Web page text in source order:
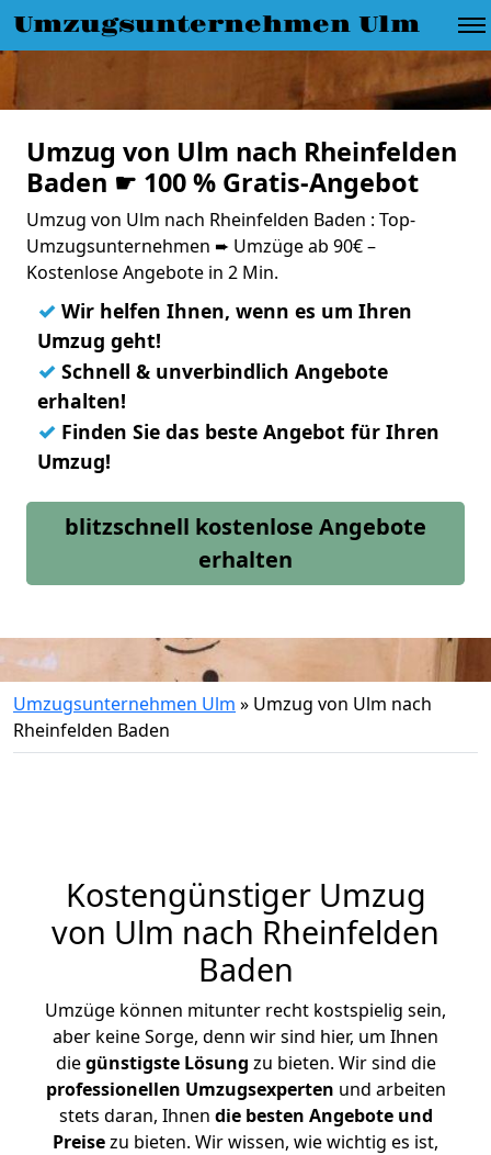
Umzugsunternehmen Ulm
Umzug von Ulm nach Rheinfelden
Baden ☛ 100 % Gratis-Angebot
Umzug von Ulm nach Rheinfelden Baden : Top-
Umzugsunternehmen ➨ Umzüge ab 90€ –
Kostenlose Angebote in 2 Min.
✓ Wir helfen Ihnen, wenn es um Ihren
Umzug geht!
✓ Schnell & unverbindlich Angebote
erhalten!
✓ Finden Sie das beste Angebot für Ihren
Umzug!
blitzschnell kostenlose Angebote
erhalten
Umzugsunternehmen Ulm » Umzug von Ulm nach
Rheinfelden Baden
Kostengünstiger Umzug
von Ulm nach Rheinfelden
Baden
Umzüge können mitunter recht kostspielig sein,
aber keine Sorge, denn wir sind hier, um Ihnen
diegünstigste Lösung zu bieten. Wir sind die
professionellen Umzugsexperten und arbeiten
stets daran, Ihnen die besten Angebote und
Preisezu bieten. Wir wissen, wie wichtig es ist,